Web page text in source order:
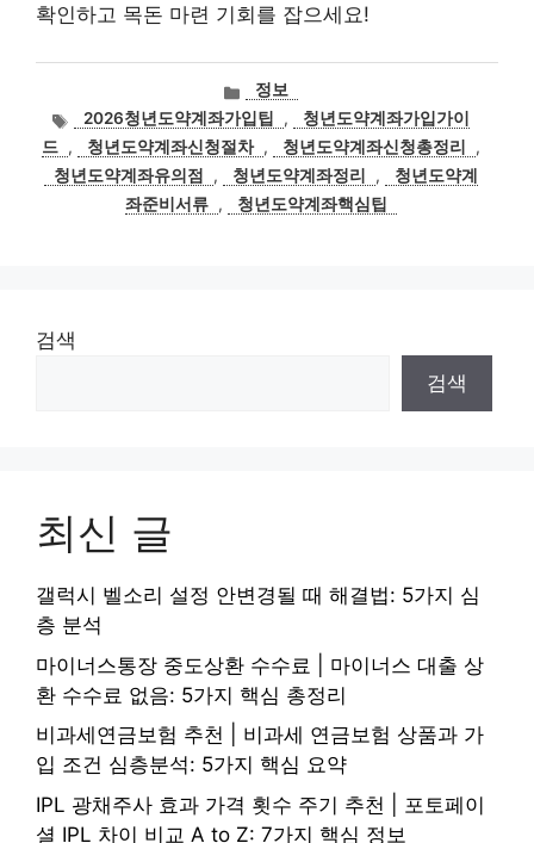
확인하고 목돈 마련 기회를 잡으세요!
카
테
고
리
정보
태
그
2026청년도약계좌가입팁 ,
청년도약계좌가입가이
드 , 청년도약계좌신청절차 , 청년도약계좌신청총정리
,
청년도약계좌유의점
, 청년도약계좌정리 ,
청년도약계
좌준비서류 , 청년도약계좌핵심팁
검색
검색
최신 글
갤럭시 벨소리 설정 안변경될 때 해결법: 5가지 심
층 분석
마이너스통장 중도상환 수수료 | 마이너스 대출 상
환 수수료 없음: 5가지 핵심 총정리
비과세연금보험 추천 | 비과세 연금보험 상품과 가
입 조건 심층분석: 5가지 핵심 요약
IPL 광채주사 효과 가격 횟수 주기 추천 | 포토페이
셜 IPL 차이 비교 A to Z: 7가지 핵심 정보